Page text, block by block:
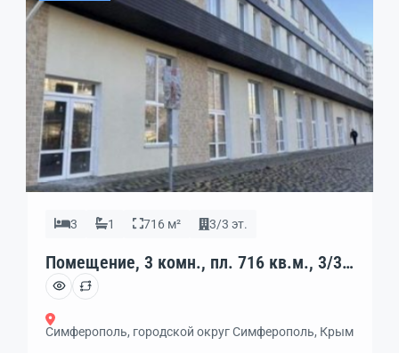
3 1 716 м² 3/3 эт.
Помещение, 3 комн., пл. 716 кв.м., 3/3
эт., код: 462271
Симферополь, городской округ Симферополь, Крым